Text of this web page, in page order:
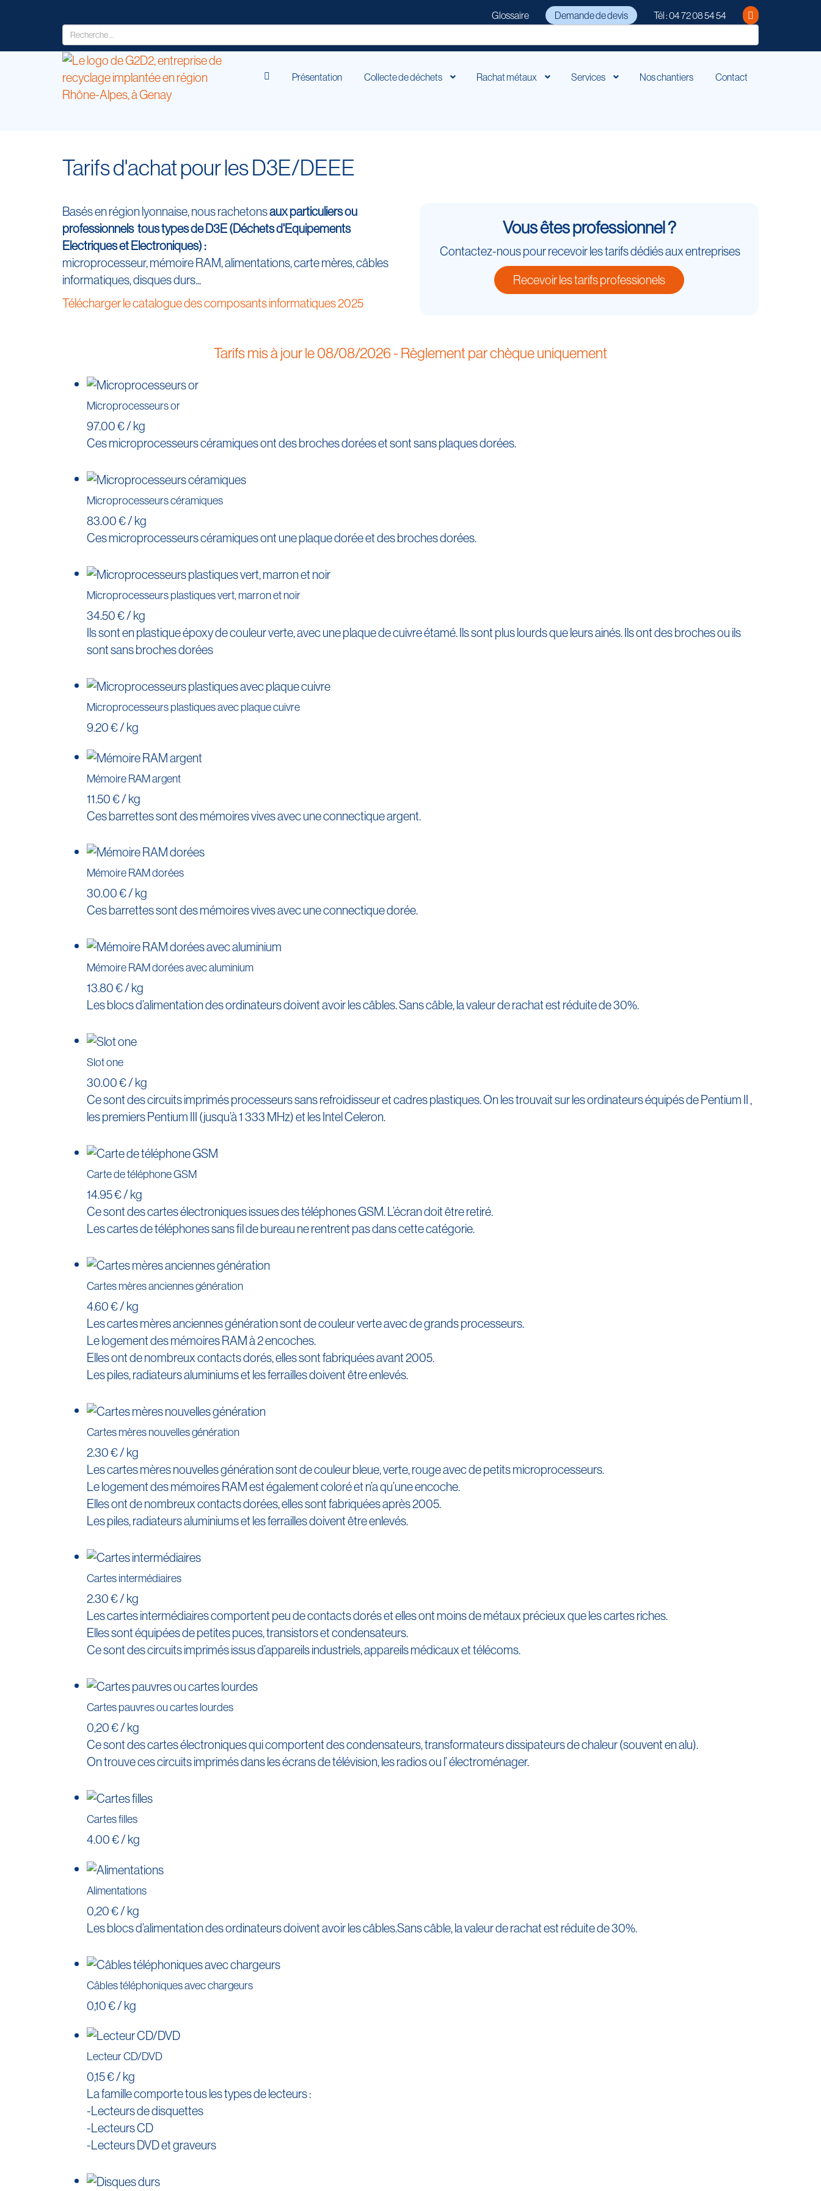
Glossaire Demande de devis Tél : 04 72 08 54 54
Présentation Collecte de déchets Rachat métaux Services Nos chantiers Contact
Tarifs d'achat pour les D3E/DEEE
Basés en région lyonnaise, nous rachetonsaux particuliers ou
professionnels tous types de D3E (Déchets d'Equipements
Electriques et Electroniques) :
microprocesseur, mémoire RAM, alimentations, carte mères, câbles
informatiques, disques durs...
Télécharger le catalogue des composants informatiques 2025
Vous êtes professionnel ?
Contactez-nous pour recevoir les tarifs dédiés aux entreprises
Recevoir les tarifs professionels
Tarifs mis à jour le08/08/2026- Règlement par chèque uniquement
Microprocesseurs or
97.00 € / kg
Ces microprocesseurs céramiques ont des broches dorées et sont sans plaques dorées.
Microprocesseurs céramiques
83.00 € / kg
Ces microprocesseurs céramiques ont une plaque dorée et des broches dorées.
Microprocesseurs plastiques vert, marron et noir
34.50 € / kg
Ils sont en plastique époxy de couleur verte, avec une plaque de cuivre étamé. Ils sont plus lourds que leurs ainés. Ils ont des broches ou ils
sont sans broches dorées
Microprocesseurs plastiques avec plaque cuivre
9.20 € / kg
Mémoire RAM argent
11.50 € / kg
Ces barrettes sont des mémoires vives avec une connectique argent.
Mémoire RAM dorées
30.00 € / kg
Ces barrettes sont des mémoires vives avec une connectique dorée.
Mémoire RAM dorées avec aluminium
13.80 € / kg
Les blocs d’alimentation des ordinateurs doivent avoir les câbles. Sans câble, la valeur de rachat est réduite de 30%.
Slot one
30.00 € / kg
Ce sont des circuits imprimés processeurs sans refroidisseur et cadres plastiques. On les trouvait sur les ordinateurs équipés de Pentium II ,
les premiers Pentium III (jusqu’à 1 333 MHz) et les Intel Celeron.
Carte de téléphone GSM
14.95 € / kg
Ce sont des cartes électroniques issues des téléphones GSM. L’écran doit être retiré.
Les cartes de téléphones sans fil de bureau ne rentrent pas dans cette catégorie.
Cartes mères anciennes génération
4.60 € / kg
Les cartes mères anciennes génération sont de couleur verte avec de grands processeurs.
Le logement des mémoires RAM à 2 encoches.
Elles ont de nombreux contacts dorés, elles sont fabriquées avant 2005.
Les piles, radiateurs aluminiums et les ferrailles doivent être enlevés.
Cartes mères nouvelles génération
2.30 € / kg
Les cartes mères nouvelles génération sont de couleur bleue, verte, rouge avec de petits microprocesseurs.
Le logement des mémoires RAM est également coloré et n’a qu’une encoche.
Elles ont de nombreux contacts dorées, elles sont fabriquées après 2005.
Les piles, radiateurs aluminiums et les ferrailles doivent être enlevés.
Cartes intermédiaires
2.30 € / kg
Les cartes intermédiaires comportent peu de contacts dorés et elles ont moins de métaux précieux que les cartes riches.
Elles sont équipées de petites puces, transistors et condensateurs.
Ce sont des circuits imprimés issus d’appareils industriels, appareils médicaux et télécoms.
Cartes pauvres ou cartes lourdes
0,20 € / kg
Ce sont des cartes électroniques qui comportent des condensateurs, transformateurs dissipateurs de chaleur (souvent en alu).
On trouve ces circuits imprimés dans les écrans de télévision, les radios ou l’ électroménager.
Cartes filles
4.00 € / kg
Alimentations
0,20 € / kg
Les blocs d’alimentation des ordinateurs doivent avoir les câbles.Sans câble, la valeur de rachat est réduite de 30%.
Câbles téléphoniques avec chargeurs
0,10 € / kg
Lecteur CD/DVD
0,15 € / kg
La famille comporte tous les types de lecteurs :
-Lecteurs de disquettes
-Lecteurs CD
-Lecteurs DVD et graveurs